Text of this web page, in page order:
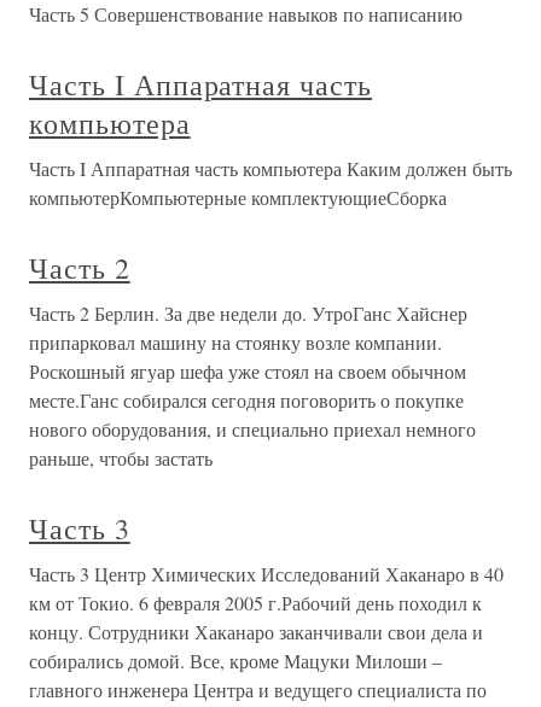
Часть 5 Совершенствование навыков по написанию
Часть I Аппаратная часть
компьютера
Часть I Аппаратная часть компьютера Каким должен быть
компьютерКомпьютерные комплектующиеСборка
Часть 2
Часть 2 Берлин. За две недели до. УтроГанс Хайснер
припарковал машину на стоянку возле компании.
Роскошный ягуар шефа уже стоял на своем обычном
месте.Ганс собирался сегодня поговорить о покупке
нового оборудования, и специально приехал немного
раньше, чтобы застать
Часть 3
Часть 3 Центр Химических Исследований Хаканаро в 40
км от Токио. 6 февраля 2005 г.Рабочий день походил к
концу. Сотрудники Хаканаро заканчивали свои дела и
собирались домой. Все, кроме Мацуки Милоши –
главного инженера Центра и ведущего специалиста по